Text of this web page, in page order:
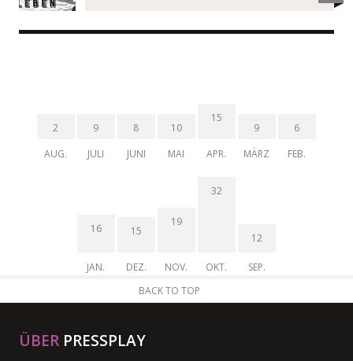
2
AUG.
9
JULI
8
JUNI
10
MAI
15
APR.
9
MÄRZ
6
FEB.
16
JAN.
15
DEZ.
19
NOV.
32
OKT.
12
SEP.
BACK TO TOP
ÜBER PRESSPLAY